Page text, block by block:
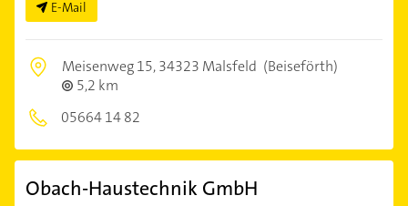
E-Mail
Meisenweg 15,34323 Malsfeld (Beiseförth)
5,2 km
05664 14 82
Obach-Haustechnik GmbH